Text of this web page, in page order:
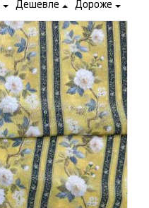
Дешевле Дороже